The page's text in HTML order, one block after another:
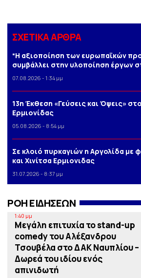
ΣΧΕΤΙΚΑ ΑΡΘΡΑ
“Η αξιοποίηση των ευρωπαϊκών
συμβάλλει στην υλοποίηση έργων
07.08.2026 - 1:34 μμ
13η Έκθεση «Γεύσεις και Όψεις»
Ερμιονίδας
05.08.2026 - 8:54 μμ
Σε κλοιό πυρκαγιών η Αργολίδα με
και Χινίτσα Ερμιονιδας
31.07.2026 - 8:37 μμ
ΡΟΗ ΕΙΔΗΣΕΩΝ
1:40 μμ
Μεγάλη επιτυχία το stand-up
comedy του Αλέξανδρου
Τσουβέλα στο ΔΑΚ Ναυπλίου –
Δωρεά του ιδίου ενός
απινιδωτή